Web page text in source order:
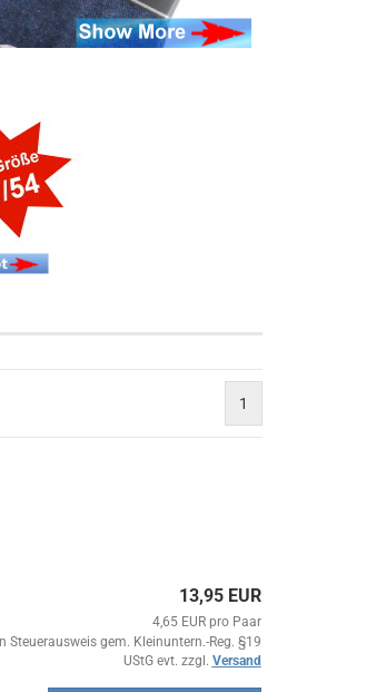
1
13,95 EUR
4,65 EUR pro Paar
Steuerausweis gem. Kleinuntern.-Reg. §19
UStG evt. zzgl. Versand